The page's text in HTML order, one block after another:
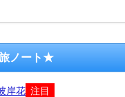
ノート★
岸花 注目